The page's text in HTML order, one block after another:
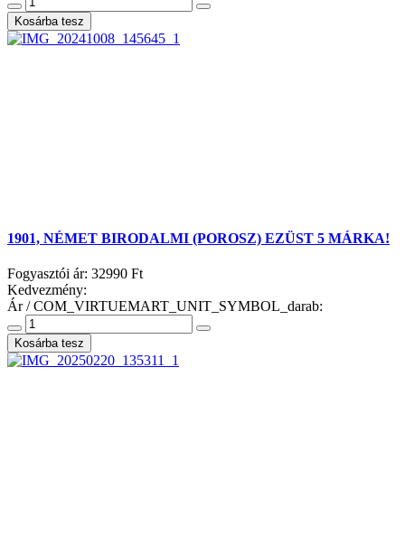
1901, NÉMET BIRODALMI (POROSZ) EZÜST 5 MÁRKA!
Fogyasztói ár: 32990 Ft
Kedvezmény:
Ár / COM_VIRTUEMART_UNIT_SYMBOL_darab: